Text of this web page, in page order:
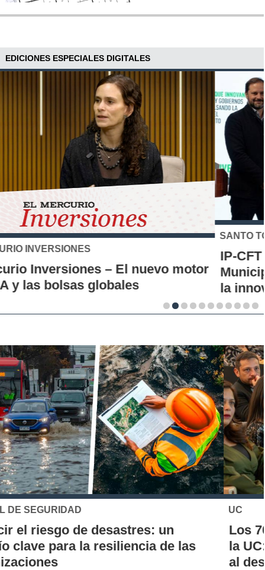
EDICIONES ESPECIALES DIGITALES
SANTO TOMÁS
IP-CFT Santo Tomás y Red de Hubs
Municipales firman alianza para impulsar
la innovación en los territorios
UC
Los 70 años de la Carrera de Química de
la UC: Conoce su historia, hitos y aporte
al desarrollo científico del país